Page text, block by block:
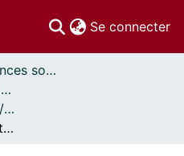
Se connecter
Faculté des sciences sociales // Faculty of Social Sciences
Science économique // Economics
Économie - Mémoires // Economics - Research Papers
Measuring Human Capital in Canada by Gender